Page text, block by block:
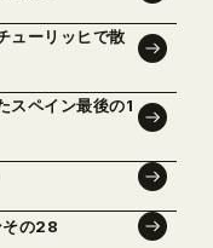
ューリッヒで散
スペイン最後の1
の28